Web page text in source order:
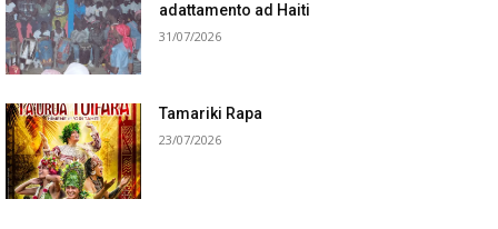
adattamento ad Haiti
31/07/2026
Tamariki Rapa
23/07/2026